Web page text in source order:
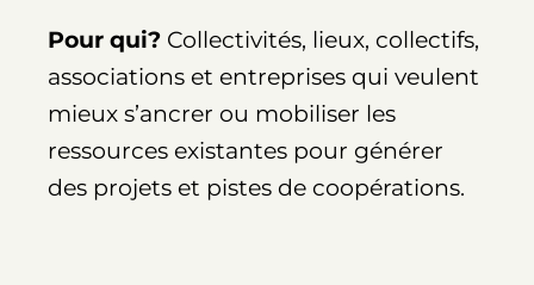
Pour qui? Collectivités, lieux, collectifs,
associations et entreprises qui veulent
mieux s’ancrer ou mobiliser les
ressources existantes pour générer
des projets et pistes de coopérations.